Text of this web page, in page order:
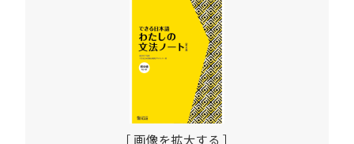
［ 画像を拡大する ］